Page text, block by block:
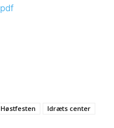
Høstfesten
Idræts center